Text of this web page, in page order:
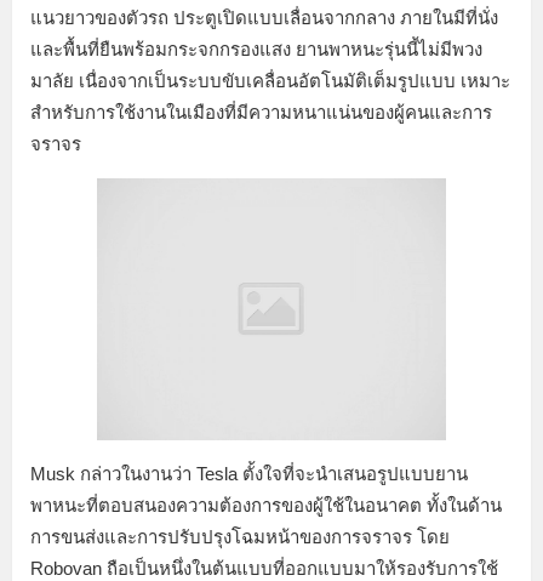
แนวยาวของตัวรถ ประตูเปิดแบบเลื่อนจากกลาง ภายในมีที่นั่ง
และพื้นที่ยืนพร้อมกระจกกรองแสง ยานพาหนะรุ่นนี้ไม่มีพวง
มาลัย เนื่องจากเป็นระบบขับเคลื่อนอัตโนมัติเต็มรูปแบบ เหมาะ
สำหรับการใช้งานในเมืองที่มีความหนาแน่นของผู้คนและการ
จราจร
Musk กล่าวในงานว่า Tesla ตั้งใจที่จะนำเสนอรูปแบบยาน
พาหนะที่ตอบสนองความต้องการของผู้ใช้ในอนาคต ทั้งในด้าน
การขนส่งและการปรับปรุงโฉมหน้าของการจราจร โดย
Robovan ถือเป็นหนึ่งในต้นแบบที่ออกแบบมาให้รองรับการใช้